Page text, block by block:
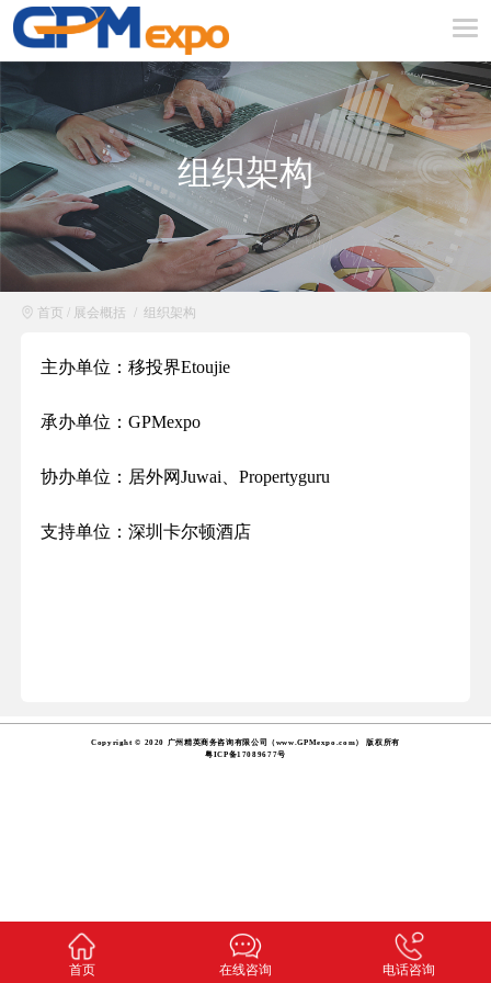
组织架构
首页 / 展会概括 / 组织架构
主办单位：移投界Etoujie
承办单位：GPMexpo
协办单位：居外网Juwai、Propertyguru
支持单位：深圳卡尔顿酒店
Copyright © 2020 广州精英商务咨询有限公司（www.GPMexpo.com） 版权所有
粤ICP备17089677号
首页 在线咨询 电话咨询